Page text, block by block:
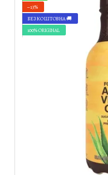
−13%
БЕЗКОШТОВНА 🚚
100% ORIGINAL